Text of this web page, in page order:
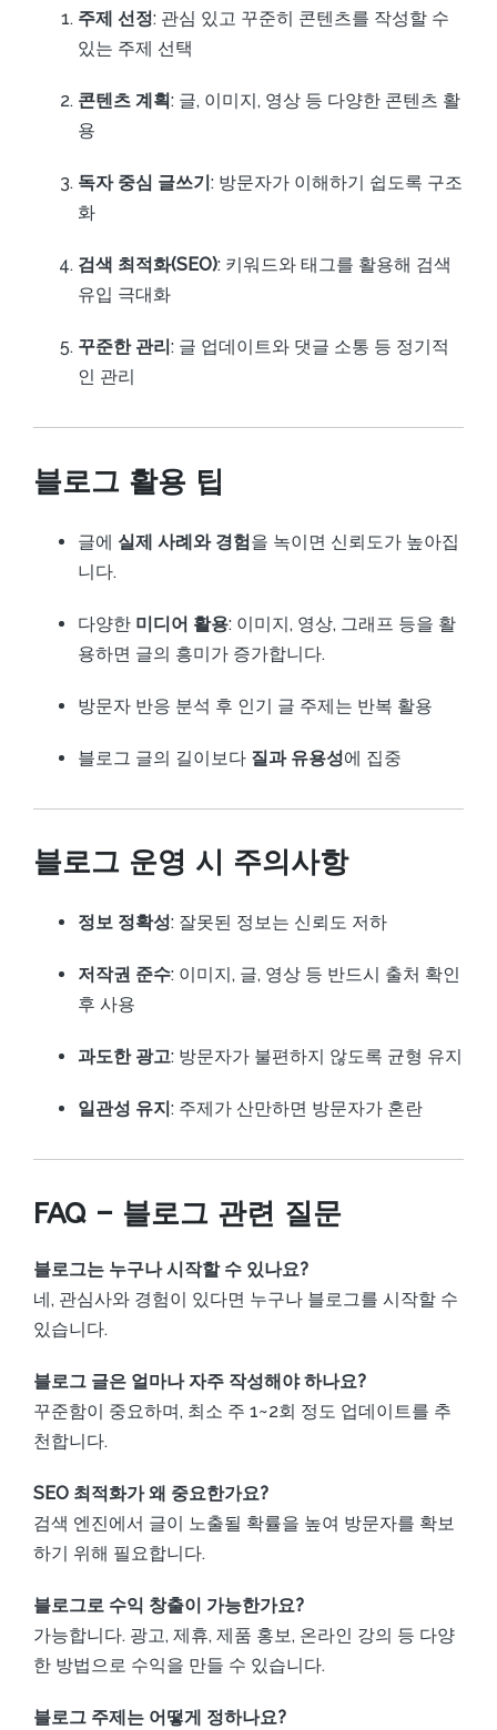
주제 선정: 관심 있고 꾸준히 콘텐츠를 작성할 수
있는 주제 선택
콘텐츠 계획: 글, 이미지, 영상 등 다양한 콘텐츠 활
용
독자 중심 글쓰기: 방문자가 이해하기 쉽도록 구조
화
검색 최적화(SEO): 키워드와 태그를 활용해 검색
유입 극대화
꾸준한 관리: 글 업데이트와 댓글 소통 등 정기적
인 관리
블로그 활용 팁
글에 실제 사례와 경험을 녹이면 신뢰도가 높아집
니다.
다양한 미디어 활용: 이미지, 영상, 그래프 등을 활
용하면 글의 흥미가 증가합니다.
방문자 반응 분석 후 인기 글 주제는 반복 활용
블로그 글의 길이보다 질과 유용성에 집중
블로그 운영 시 주의사항
정보 정확성: 잘못된 정보는 신뢰도 저하
저작권 준수: 이미지, 글, 영상 등 반드시 출처 확인
후 사용
과도한 광고: 방문자가 불편하지 않도록 균형 유지
일관성 유지: 주제가 산만하면 방문자가 혼란
FAQ – 블로그 관련 질문
블로그는 누구나 시작할 수 있나요?
네, 관심사와 경험이 있다면 누구나 블로그를 시작할 수
있습니다.
블로그 글은 얼마나 자주 작성해야 하나요?
꾸준함이 중요하며, 최소 주 1~2회 정도 업데이트를 추
천합니다.
SEO 최적화가 왜 중요한가요?
검색 엔진에서 글이 노출될 확률을 높여 방문자를 확보
하기 위해 필요합니다.
블로그로 수익 창출이 가능한가요?
가능합니다. 광고, 제휴, 제품 홍보, 온라인 강의 등 다양
한 방법으로 수익을 만들 수 있습니다.
블로그 주제는 어떻게 정하나요?